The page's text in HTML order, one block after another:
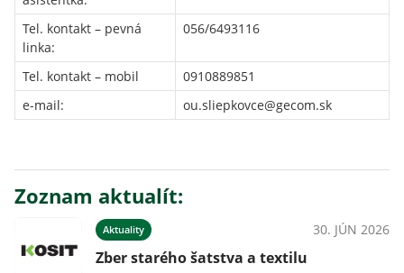
Tel. kontakt – pevná
linka:
056/6493116
Tel. kontakt – mobil
0910889851
e-mail:
ou.sliepkovce@gecom.sk
Zoznam aktualít:
Aktuality 30. JÚN 2026
Zber starého šatstva a textilu